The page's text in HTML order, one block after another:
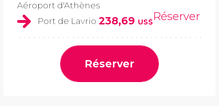
Aéroport d'Athènes
Port de Lavrio 238,69 US$Réserver
Réserver